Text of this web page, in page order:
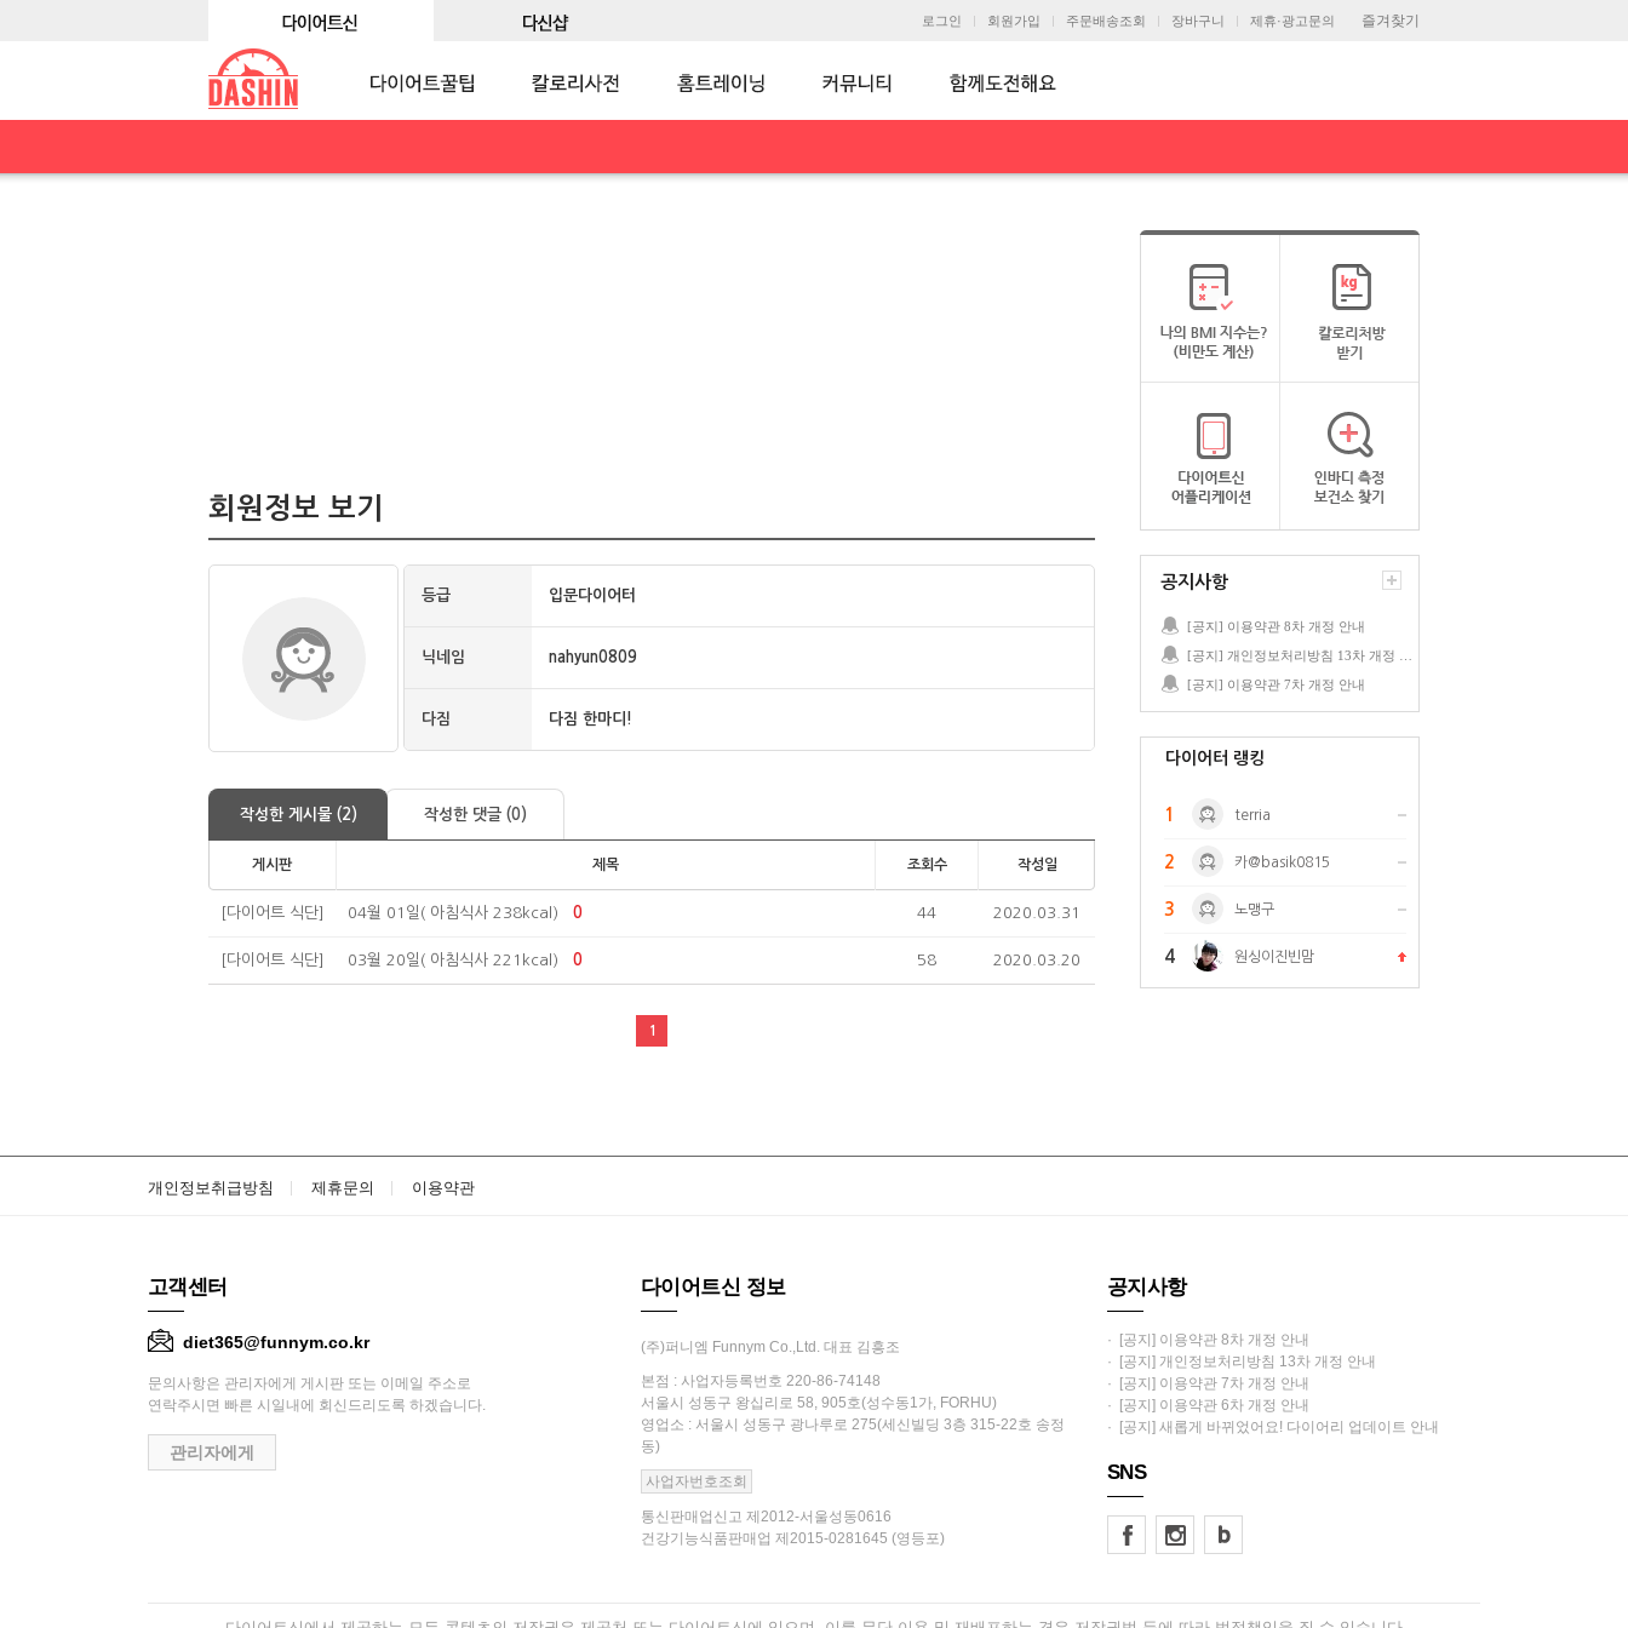
즐겨찾기
로그인 회원가입 주문배송조회 장바구니 제휴·광고문의
회원정보 보기
등급 입문다이어터
닉네임 nahyun0809
다짐 다짐 한마디!
작성한 게시물 (2) 작성한 댓글 (0)
게시판 제목 조회수 작성일
[다이어트 식단] 04월 01일( 아침식사 238kcal) 0 44 2020.03.31
[다이어트 식단] 03월 20일( 아침식사 221kcal) 0 58 2020.03.20
1
공지사항
[공지] 이용약관 8차 개정 안내
[공지] 이용약관 7차 개정 안내
다이어터 랭킹
1 terria
2 카@basik0815
3 노맹구
4 원싱이진빈맘
개인정보취급방침 제휴문의 이용약관
고객센터
diet365@funnym.co.kr
문의사항은 관리자에게 게시판 또는 이메일 주소로
연락주시면 빠른 시일내에 회신드리도록 하겠습니다.
관리자에게
다이어트신 정보
(주)퍼니엠 Funnym Co.,Ltd. 대표 김흥조
본점 : 사업자등록번호 220-86-74148
서울시 성동구 왕십리로 58, 905호(성수동1가, FORHU)
영업소 : 서울시 성동구 광나루로 275(세신빌딩 3층 315-22호 송정
동)
사업자번호조회
통신판매업신고 제2012-서울성동0616
건강기능식품판매업 제2015-0281645 (영등포)
공지사항
· [공지] 이용약관 8차 개정 안내
· [공지] 개인정보처리방침 13차 개정 안내
· [공지] 이용약관 7차 개정 안내
· [공지] 이용약관 6차 개정 안내
· [공지] 새롭게 바뀌었어요! 다이어리 업데이트 안내
SNS